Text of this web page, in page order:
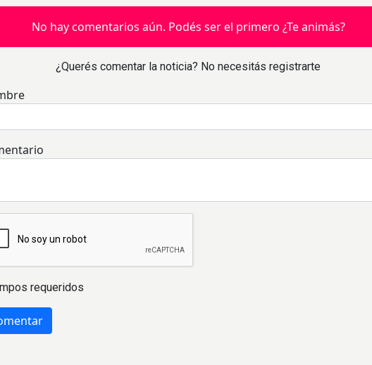
No hay comentarios aún. Podés ser el primero ¿Te animás?
¿Querés comentar la noticia? No necesitás registrarte
requeridos